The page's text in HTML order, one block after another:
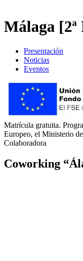
Málaga
Presentación
Noticias
Eventos
Matrícula gratuita.
Europeo, el Ministerio
Colaboradora
Coworking